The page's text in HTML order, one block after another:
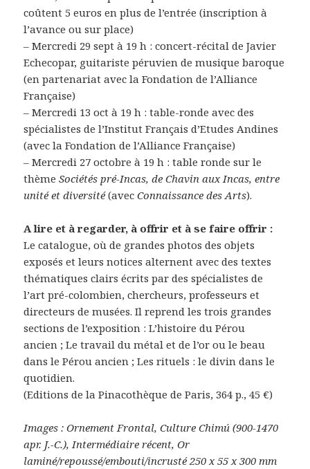
coûtent 5 euros en plus de l’entrée (inscription à
l’avance ou sur place)
– Mercredi 29 sept à 19 h : concert-récital de Javier
Echecopar, guitariste péruvien de musique baroque
(en partenariat avec la Fondation de l’Alliance
Française)
– Mercredi 13 oct à 19 h : table-ronde avec des
spécialistes de l’Institut Français d’Etudes Andines
(avec la Fondation de l’Alliance Française)
– Mercredi 27 octobre à 19 h : table ronde sur le
thèmeSociétés pré-Incas, de Chavin aux Incas, entre
unité et diversité(avecConnaissance des Arts).
A lire et à regarder, à offrir et à se faire offrir :
Le catalogue, où de grandes photos des objets
exposés et leurs notices alternent avec des textes
thématiques clairs écrits par des spécialistes de
l’art pré-colombien, chercheurs, professeurs et
directeurs de musées. Il reprend les trois grandes
sections de l’exposition : L’histoire du Pérou
ancien ; Le travail du métal et de l’or ou le beau
dans le Pérou ancien ; Les rituels : le divin dans le
quotidien.
(Editions de la Pinacothèque de Paris, 364 p., 45 €)
Images : Ornement Frontal, Culture Chimú (900-1470
apr. J.-C.), Intermédiaire récent, Or
laminé/repoussé/embouti/incrusté 250 x 55 x 300 mm